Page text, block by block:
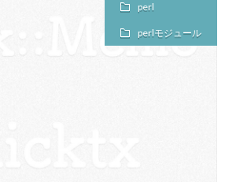
perl
perlモジュール